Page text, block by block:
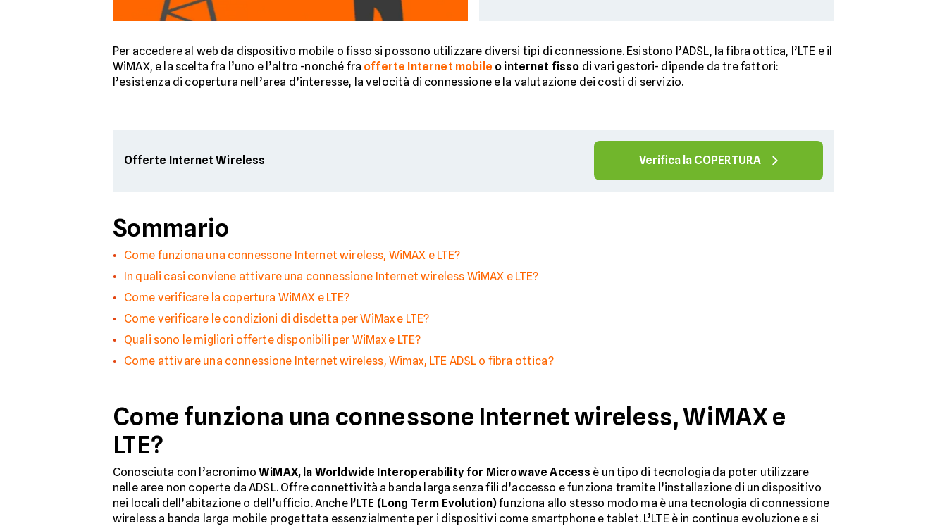
Per accedere al web da dispositivo mobile o fisso si possono utilizzare diversi tipi di connessione. Esistono l’ADSL, la fibra ottica, l’LTE e il
WiMAX, e la scelta fra l’uno e l’altro -nonché fra offerte Internet mobile o internet fisso di vari gestori- dipende da tre fattori:
l’esistenza di copertura nell’area d’interesse, la velocità di connessione e la valutazione dei costi di servizio.
Offerte Internet Wireless Verifica la COPERTURA
Sommario
Come funziona una connessone Internet wireless, WiMAX e LTE?
In quali casi conviene attivare una connessione Internet wireless WiMAX e LTE?
Come verificare la copertura WiMAX e LTE?
Come verificare le condizioni di disdetta per WiMax e LTE?
Quali sono le migliori offerte disponibili per WiMax e LTE?
Come attivare una connessione Internet wireless, Wimax, LTE ADSL o fibra ottica?
Come funziona una connessone Internet wireless, WiMAX e
LTE?
Conosciuta con l’acronimoWiMAX, la Worldwide Interoperability for Microwave Access è un tipo di tecnologia da poter utilizzare
nelle aree non coperte da ADSL. Offre connettività a banda larga senza fili d’accesso e funziona tramite l’installazione di un dispositivo
nei locali dell’abitazione o dell’ufficio. Anche l’LTE (Long Term Evolution)funziona allo stesso modo ma è una tecnologia di connessione
wireless a banda larga mobile progettata essenzialmente per i dispositivi come smartphone e tablet. L’LTE è in continua evoluzione e si